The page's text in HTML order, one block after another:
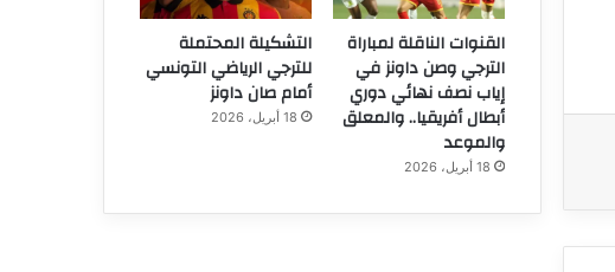
القنوات الناقلة لمباراة
الترجي وصن داونز في
إياب نصف نهائي دوري
أبطال أفريقيا.. والمعلق
والموعد
18 أبريل، 2026
التشكيلة المحتملة
للترجي الرياضي التونسي
أمام صان داونز
18 أبريل، 2026